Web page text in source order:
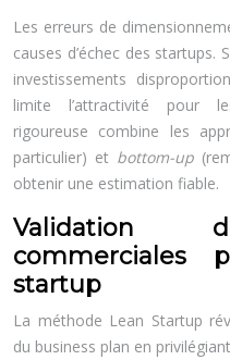
Les erreurs de
causes d’échec des
investissements
limite l’attractivité pour
rigoureuse combine les
particulier) et bottom-up
obtenir une estimation fiable.
Validation
commerciales
startup
La méthode Lean Startup
du business plan en